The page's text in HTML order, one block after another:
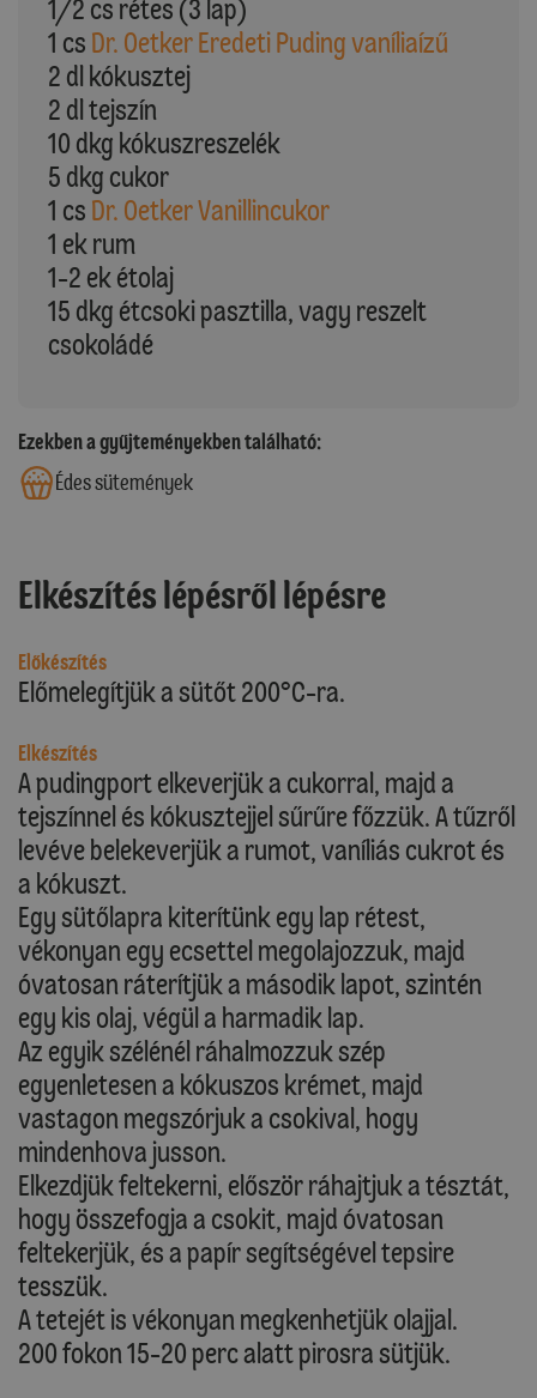
1/2 cs rétes (3 lap)
1 cs Dr. Oetker Eredeti Puding vaníliaízű
2 dl kókusztej
2 dl tejszín
10 dkg kókuszreszelék
5 dkg cukor
1 cs Dr. Oetker Vanillincukor
1 ek rum
1-2 ek étolaj
15 dkg étcsoki pasztilla, vagy reszelt
csokoládé
Ezekben a gyűjteményekben található:
Édes sütemények
Elkészítés lépésről lépésre
Előkészítés
Előmelegítjük a sütőt 200°C-ra.
Elkészítés
A pudingport elkeverjük a cukorral, majd a
tejszínnel és kókusztejjel sűrűre főzzük. A tűzről
levéve belekeverjük a rumot, vaníliás cukrot és
a kókuszt.
Egy sütőlapra kiterítünk egy lap rétest,
vékonyan egy ecsettel megolajozzuk, majd
óvatosan ráterítjük a második lapot, szintén
egy kis olaj, végül a harmadik lap.
Az egyik szélénél ráhalmozzuk szép
egyenletesen a kókuszos krémet, majd
vastagon megszórjuk a csokival, hogy
mindenhova jusson.
Elkezdjük feltekerni, először ráhajtjuk a tésztát,
hogy összefogja a csokit, majd óvatosan
feltekerjük, és a papír segítségével tepsire
tesszük.
A tetejét is vékonyan megkenhetjük olajjal.
200 fokon 15-20 perc alatt pirosra sütjük.